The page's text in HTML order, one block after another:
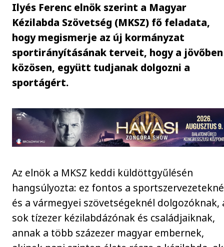
Ilyés Ferenc elnök szerint a Magyar
Kézilabda Szövetség (MKSZ) fő feladata,
hogy megismerje az új kormányzat
sportirányításának terveit, hogy a jövőben
közösen, együtt tudjanak dolgozni a
sportágért.
Az elnök a MKSZ keddi küldöttgyűlésén
hangsúlyozta: ez fontos a
és a vármegyei szövetségeknél dolgozóknak,
sok tízezer kézilabdázónak és családjaiknak,
annak a több százezer magyar embernek,